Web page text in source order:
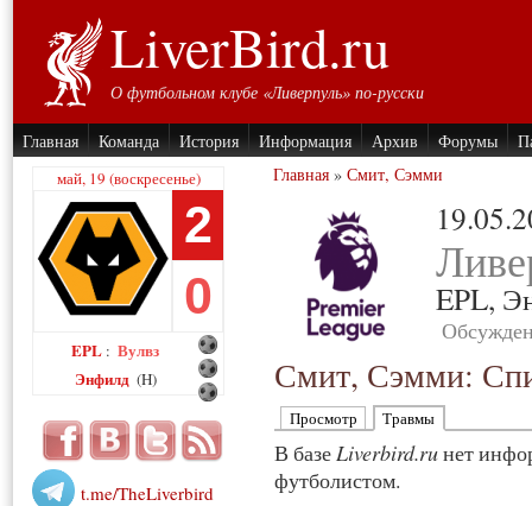
LiverBird.ru
О футбольном клубе «Ливерпуль» по-русски
Главная Команда История Информация Архив Форумы
май, 19 (воскресенье)
2
0
EPL : Вулвз
Энфилд (H)
t.me/TheLiverbird
Главная » Смит, Сэмми
EPL,
Смит, Сэмми:
Просмотр Травмы
В базеLiverbird.ruнет
футболистом.